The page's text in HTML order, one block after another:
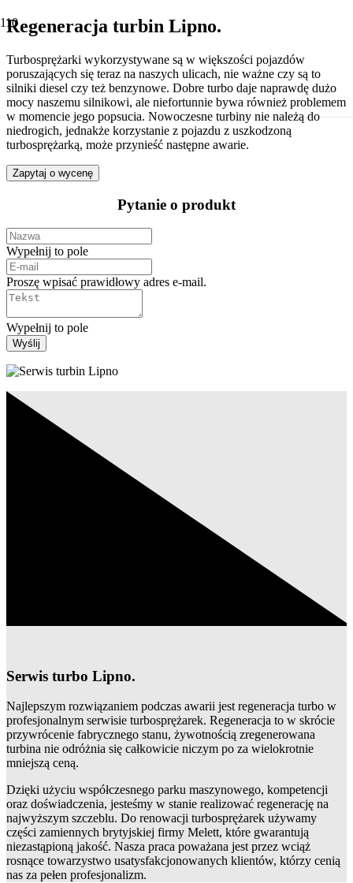
Regeneracja turbin Lipno.
Turbosprężarki wykorzystywane są w większości pojazdów
poruszających się teraz na naszych ulicach, nie ważne czy są to
silniki diesel czy też benzynowe. Dobre turbo daje naprawdę dużo
mocy naszemu silnikowi, ale niefortunnie bywa również problemem
w momencie jego popsucia. Nowoczesne turbiny nie należą do
niedrogich, jednakże korzystanie z pojazdu z uszkodzoną
turbosprężarką, może przynieść następne awarie.
Zapytaj o wycenę
Pytanie o produkt
Wypełnij to pole
Proszę wpisać prawidłowy adres e-mail.
Wypełnij to pole
Wyślij
Serwis turbo Lipno.
Najlepszym rozwiązaniem podczas awarii jest regeneracja turbo w
profesjonalnym serwisie turbosprężarek. Regeneracja to w skrócie
przywrócenie fabrycznego stanu, żywotnością zregenerowana
turbina nie odróżnia się całkowicie niczym po za wielokrotnie
mniejszą ceną.
Dzięki użyciu współczesnego parku maszynowego, kompetencji
oraz doświadczenia, jesteśmy w stanie realizować regenerację na
najwyższym szczeblu. Do renowacji turbosprężarek używamy
części zamiennych brytyjskiej firmy Melett, które gwarantują
niezastąpioną jakość. Nasza praca poważana jest przez wciąż
rosnące towarzystwo usatysfakcjonowanych klientów, którzy cenią
nas za pełen profesjonalizm.